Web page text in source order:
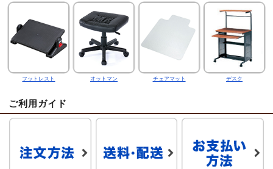
フットレスト オットマン チェアマット デスク
ご利用ガイド